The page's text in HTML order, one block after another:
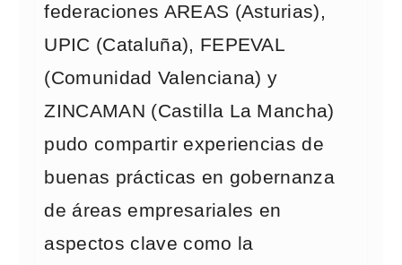
federaciones AREAS (Asturias),
UPIC (Cataluña), FEPEVAL
(Comunidad Valenciana) y
ZINCAMAN (Castilla La Mancha)
pudo compartir experiencias de
buenas prácticas en gobernanza
de áreas empresariales en
aspectos clave como la